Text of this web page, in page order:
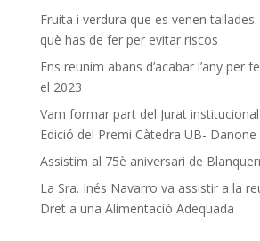
Fruita i verdura que es venen
què has de fer per evitar riscos
Ens reunim abans d’acabar l’any per
el 2023
Vam formar part del Jurat
Edició del Premi Càtedra UB- Danone
Assistim al 75è aniversari de
La Sra. Inés Navarro va assistir a la
Dret a una Alimentació Adequada